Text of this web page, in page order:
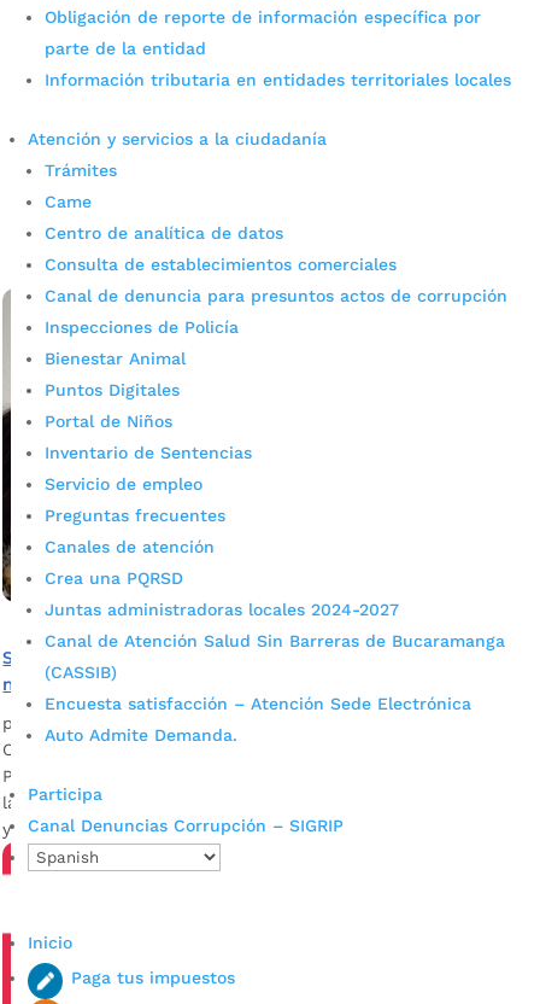
Obligación de reporte de información específica por
parte de la entidad
Información tributaria en entidades territoriales locales
Atención y servicios a la ciudadanía
Trámites
Came
Centro de analítica de datos
Consulta de establecimientos comerciales
Canal de denuncia para presuntos actos de corrupción
Inspecciones de Policía
Bienestar Animal
Puntos Digitales
Portal de Niños
Inventario de Sentencias
Servicio de empleo
Preguntas frecuentes
Canales de atención
Crea una PQRSD
Juntas administradoras locales 2024-2027
Canal de Atención Salud Sin Barreras de Bucaramanga
(CASSIB)
Encuesta satisfacción – Atención Sede Electrónica
Auto Admite Demanda.
Participa
Canal Denuncias Corrupción – SIGRIP
Inicio
Paga tus impuestos
Alcaldía activó monitoreo por
lluvias recientes
poradmin_prensa| Jun 17, 2026|Noticias
Se activó monitoreo permanente permite atender
afectaciones ocasionadas por las recientes lluvias en
Bucaramanga. Las lluvias registradas durante las últimas
leer más
Secretaría de Salud invita a todos los bumangueses a
mantener su afiliación al régimen subsidiado
por
Circular 00000014 de 2024 del Ministerio de Salud y
Protección Social orienta a los entes territoriales a priorizar
la aplicación de encuestas SISBÉN para garantizar el acceso
y permanencia en el sistema de salud.